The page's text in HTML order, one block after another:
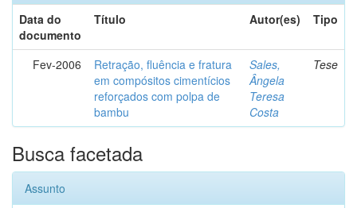
Data do
documento
Título Autor(es) Tipo
Fev-2006
Retração, fluência e fratura
em compósitos cimentícios
reforçados com polpa de
bambu
Sales,
Ângela
Teresa
Costa
Tese
Busca facetada
Assunto